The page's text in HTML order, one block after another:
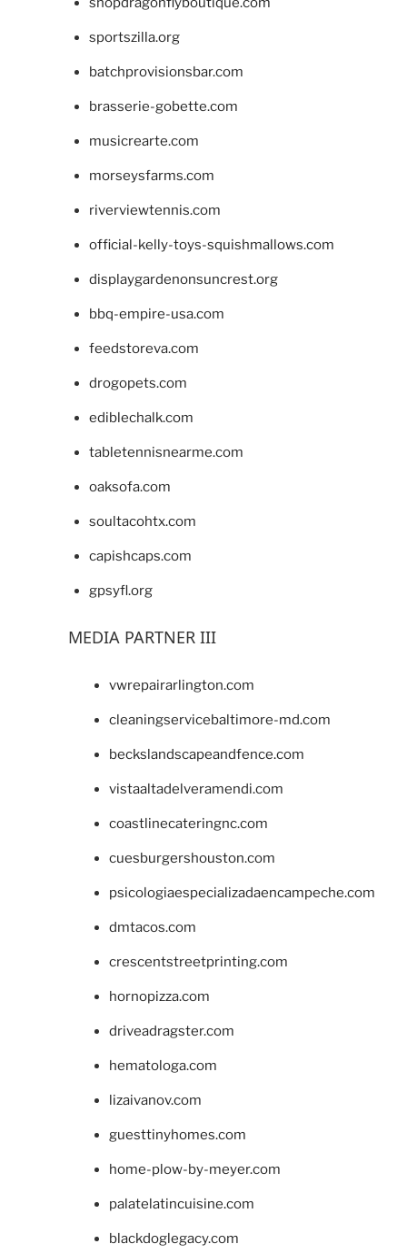
sportszilla.org
batchprovisionsbar.com
brasserie-gobette.com
musicrearte.com
morseysfarms.com
riverviewtennis.com
official-kelly-toys-squishmallows.com
displaygardenonsuncrest.org
bbq-empire-usa.com
feedstoreva.com
drogopets.com
ediblechalk.com
tabletennisnearme.com
oaksofa.com
soultacohtx.com
capishcaps.com
gpsyfl.org
MEDIA PARTNER III
vwrepairarlington.com
cleaningservicebaltimore-md.com
beckslandscapeandfence.com
vistaaltadelveramendi.com
coastlinecateringnc.com
cuesburgershouston.com
psicologiaespecializadaencampeche.com
dmtacos.com
crescentstreetprinting.com
hornopizza.com
driveadragster.com
hematologa.com
lizaivanov.com
guesttinyhomes.com
home-plow-by-meyer.com
palatelatincuisine.com
blackdoglegacy.com